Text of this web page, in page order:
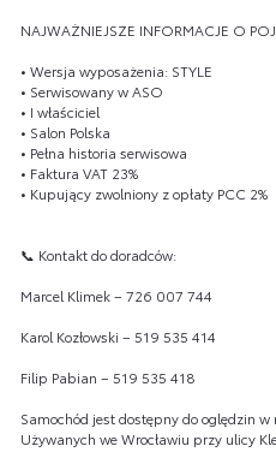
NAJWAŻNIEJSZE INFORMACJE O
• Wersja wyposażenia: STYLE
• Serwisowany w ASO
• I właściciel
• Salon Polska
• Pełna historia serwisowa
• Faktura VAT 23%
• Kupujący zwolniony z opłaty PCC 2%
📞 Kontakt do doradców:
Marcel Klimek – 726 007 744
Karol Kozłowski – 519 535 414
Filip Pabian – 519 535 418
Samochód jest dostępny do oględzin
Używanych we Wrocławiu przy ulicy